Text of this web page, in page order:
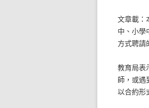
文章載：
中、小學
方式聘請
教育局表
師，或遇
以合約形